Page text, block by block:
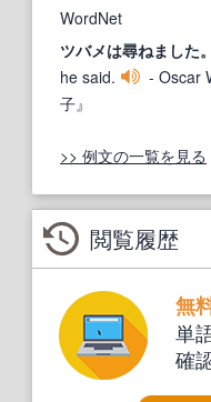
WordNet
ツバメは尋ねました。
he said.
- Oscar
子』
>> 例文の一覧を見る
閲覧履歴
無
単
確